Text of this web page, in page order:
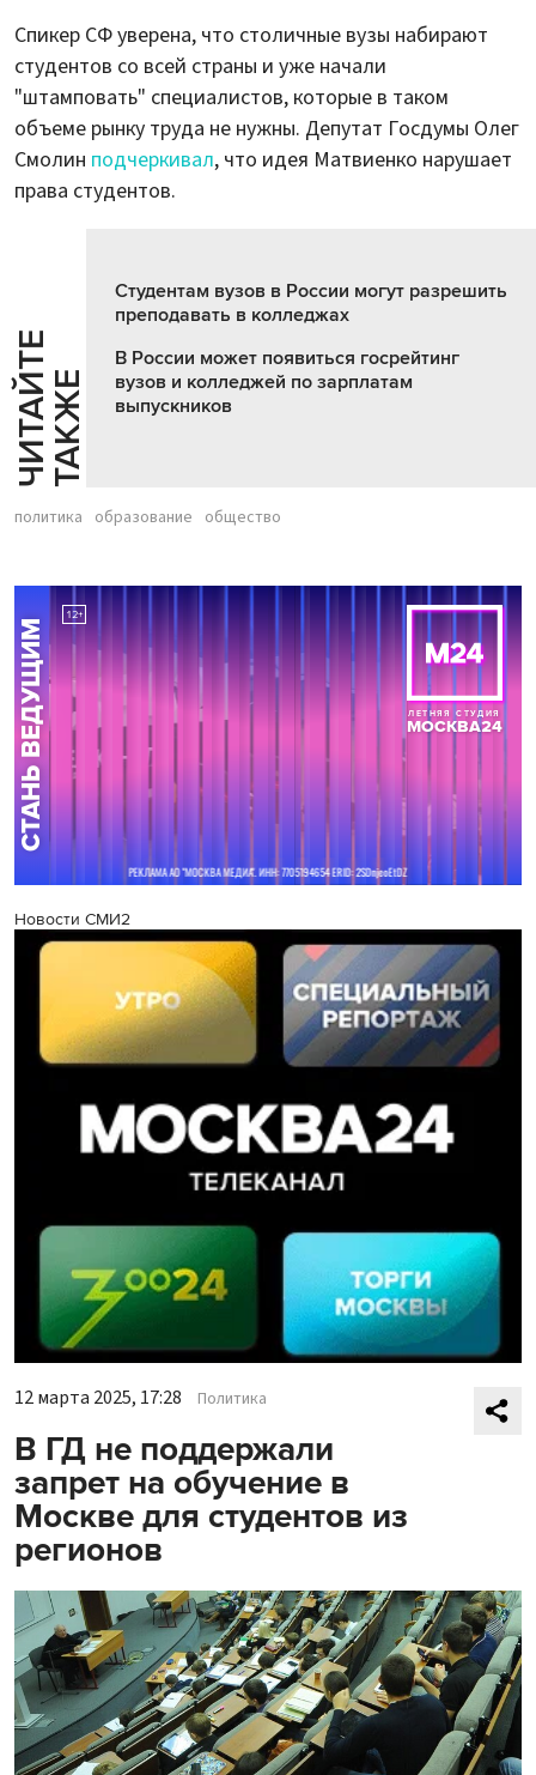
Спикер СФ уверена, что столичные вузы набирают
студентов со всей страны и уже начали
"штамповать" специалистов, которые в таком
объеме рынку труда не нужны. Депутат Госдумы Олег
Смолин подчеркивал, что идея Матвиенко нарушает
права студентов.
Ч
И
Т
АЙ
Т
Е
Т
А
К
ЖЕ
Студентам вузов в России могут разрешить
преподавать в колледжах
В России может появиться госрейтинг
вузов и колледжей по зарплатам
выпускников
политика образование общество
Новости СМИ2
12 марта 2025, 17:28 Политика
В ГД не поддержали
запрет на обучение в
Москве для студентов из
регионов